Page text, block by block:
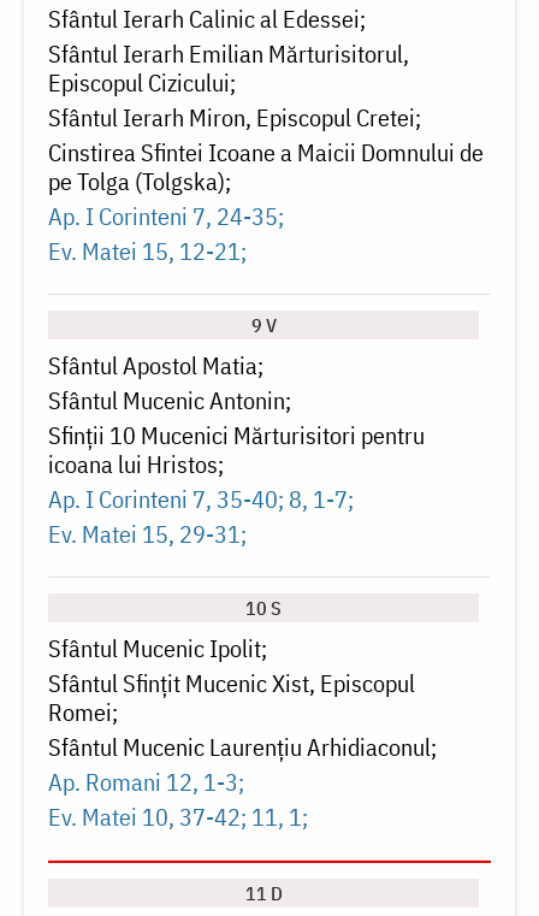
Sfântul Ierarh Calinic al Edessei
Sfântul Ierarh Emilian Mărturisitorul,
Episcopul Cizicului
Sfântul Ierarh Miron, Episcopul Cretei
Cinstirea Sfintei Icoane a Maicii Domnului de
pe Tolga (Tolgska)
Ap. I Corinteni 7, 24-35
Ev. Matei 15, 12-21
9 V
Sfântul Apostol Matia
Sfântul Mucenic Antonin
Sfinții 10 Mucenici Mărturisitori pentru
icoana lui Hristos
Ap. I Corinteni 7, 35-40; 8, 1-7
Ev. Matei 15, 29-31
10 S
Sfântul Mucenic Ipolit
Sfântul Sfințit Mucenic Xist, Episcopul
Romei
Sfântul Mucenic Laurențiu Arhidiaconul
Ap. Romani 12, 1-3
Ev. Matei 10, 37-42; 11, 1
11 D